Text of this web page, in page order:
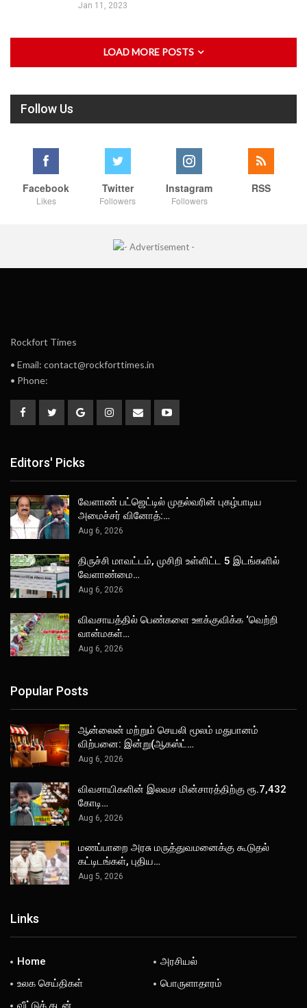
Jan 11, 2023
LOAD MORE POSTS
Follow Us
Facebook
Likes
Twitter
Followers
Instagram
Followers
RSS
Rockfort Times
• Email: contact@rockforttimes.in
• Phone:
Editors' Picks
வேளாண் பட்ஜெட்டில் முதல்வரின் புகழ்பாடிய
அமைச்சர் வினோத்:…
Aug 6, 2026
திருச்சி மாவட்டம், முசிறி உள்ளிட்ட 5 இடங்களில்
வேளாண்மை…
Aug 6, 2026
விவசாயத்தில் பெண்களை ஊக்குவிக்க ‘வெற்றி
வான்மகள்…
Aug 6, 2026
Popular Posts
ஆன்லைன் மற்றும் செயலி மூலம் மதுபானம்
விற்பனை: இன்று(ஆகஸ்ட்…
Aug 6, 2026
விவசாயிகளின் இலவச மின்சாரத்திற்கு ரூ.7,432
கோடி…
Aug 6, 2026
மணப்பாறை அரசு மருத்துவமனைக்கு கூடுதல்
கட்டிடங்கள், புதிய…
Aug 5, 2026
Links
Home
அரசியல்
உலக செய்திகள்
பொருளாதாரம்
வீட்டுக் கடன்